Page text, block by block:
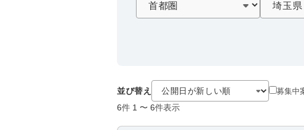
並び替え 募集中
6件 1 〜 6件表示